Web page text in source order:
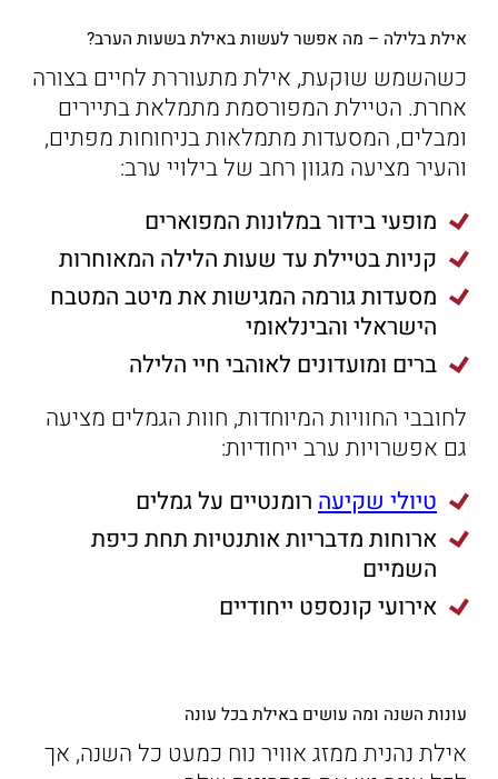
אילת בלילה – מה אפשר לעשות באילת בשעות הערב?
כשהשמש שוקעת, אילת מתעוררת לחיים בצורה
אחרת. הטיילת המפורסמת מתמלאת בתיירים
ומבלים, המסעדות מתמלאות בניחוחות מפתים,
והעיר מציעה מגוון רחב של בילויי ערב:
מופעי בידור במלונות המפוארים
קניות בטיילת עד שעות הלילה המאוחרות
מסעדות גורמה המגישות את מיטב המטבח
הישראלי והבינלאומי
ברים ומועדונים לאוהבי חיי הלילה
לחובבי החוויות המיוחדות, חוות הגמלים מציעה
גם אפשרויות ערב ייחודיות:
טיולי שקיעה רומנטיים על גמלים
ארוחות מדבריות אותנטיות תחת כיפת
השמיים
אירועי קונספט ייחודיים
עונות השנה ומה עושים באילת בכל עונה
אילת נהנית ממזג אוויר נוח כמעט כל השנה, אך